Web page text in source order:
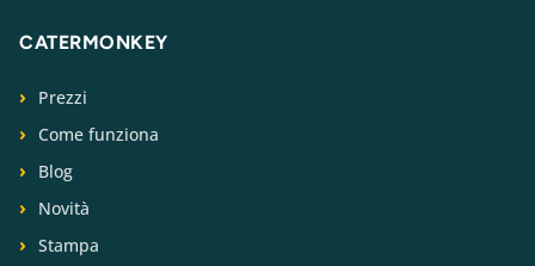
CATERMONKEY
Prezzi
Come funziona
Blog
Novità
Stampa